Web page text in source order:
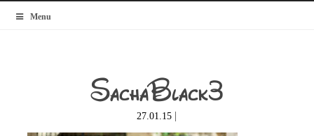
Menu
MyBlogMode
SachaBlack3
27.01.15 |